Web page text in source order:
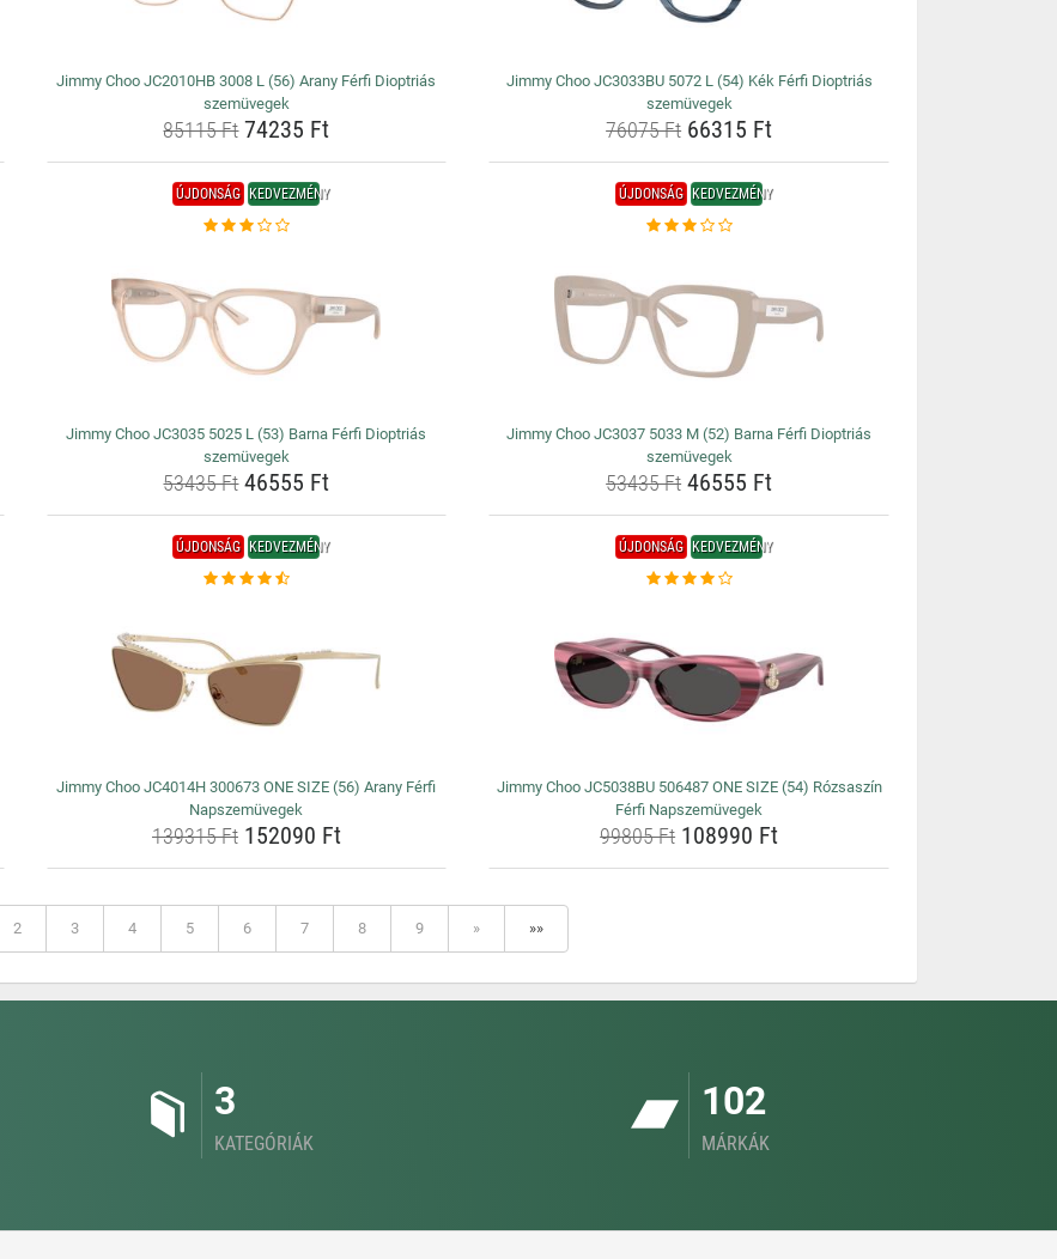
Jimmy Choo JC2010HB 3008 L (56) Arany Férfi Dioptriás
szemüvegek
85115 Ft74235 Ft
Jimmy Choo JC3033BU 5072 L (54) Kék Férfi Dioptriás
szemüvegek
76075 Ft 66315 Ft
ÚJDONSÁG KEDVEZMÉNY
Jimmy Choo JC3035 5025 L (53) Barna Férfi Dioptriás
szemüvegek
53435 Ft46555 Ft
ÚJDONSÁG KEDVEZMÉNY
Jimmy Choo JC3037 5033 M (52) Barna Férfi Dioptriás
szemüvegek
53435 Ft 46555 Ft
ÚJDONSÁG KEDVEZMÉNY
Jimmy Choo JC4014H 300673 ONE SIZE (56) Arany Férfi
Napszemüvegek
139315 Ft152090 Ft
ÚJDONSÁG KEDVEZMÉNY
Jimmy Choo JC5038BU 506487 ONE SIZE (54) Rózsaszín
Férfi Napszemüvegek
99805 Ft 108990 Ft
2 3 4 5 6 7 8 9 » »»
3
KATEGÓRIÁK
102
MÁRKÁK